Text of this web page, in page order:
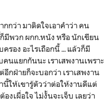
กว่า มาติดใจเอาคำว่า คน
มีพวก ผกก.หนัง หรือ นักเขียน
รอง อะไรเถือกนี้ ... แล้วก็มี
นแยกกันนะ เราเสพงานเพราะ
ฝ่ายก็จะบอกว่า เราเสพงาน
ให้เขารู้ตัวว่าต่อให้งานดีแต่
เผื่อใจ ไม่งั้นจะเจ็บ เลยว่า